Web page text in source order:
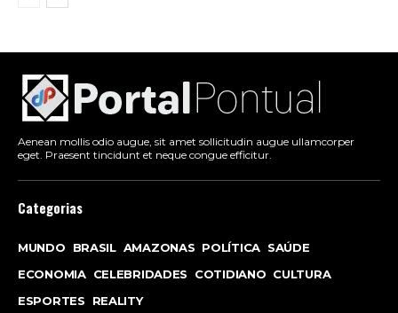
Aenean mollis odio augue, sit amet sollicitudin augue ullamcorper
eget. Praesent tincidunt et neque congue efficitur.
Categorias
MUNDO BRASIL AMAZONAS POLÍTICA SAÚDE
ECONOMIA CELEBRIDADES COTIDIANO CULTURA
ESPORTES
REALITY